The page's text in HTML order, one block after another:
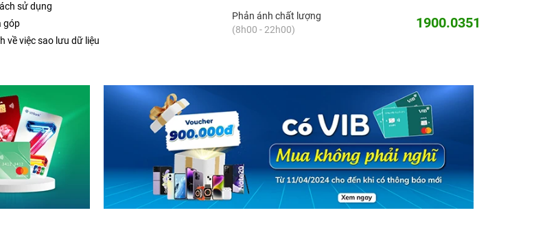
sử dụng
góp
về việc sao lưu dữ liệu
Phản ánh chất lượng
(8h00 - 22h00)
1900.0351